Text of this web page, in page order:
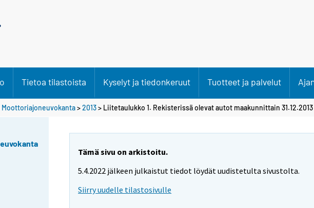
Tietoa tilastoista Kyselyt ja tiedonkeruut Tuotteet ja palvelut
Moottoriajoneuvokanta>2013> Liitetaulukko 1. Rekisterissä olevat autot maakunnittain 31.12.2013
Tämä sivu on arkistoitu.
5.4.2022 jälkeen julkaistut tiedot löydät uudistetulta sivustolta.
Siirry uudelle tilastosivulle